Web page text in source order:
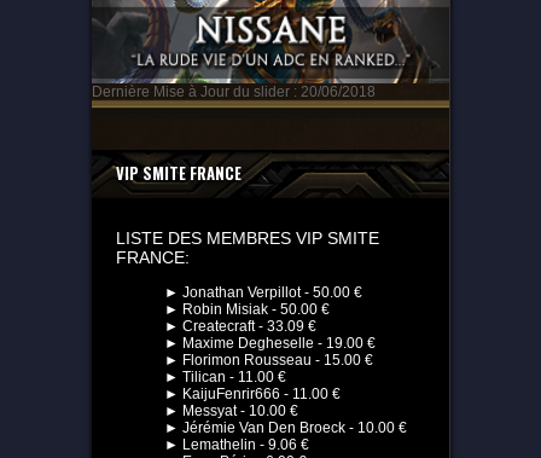
Dernière Mise à Jour du slider : 20/06/2018
VIP SMITE FRANCE
LISTE DES MEMBRES VIP SMITE
FRANCE:
► Jonathan Verpillot - 50.00 €
► Robin Misiak - 50.00 €
► Createcraft - 33.09 €
► Maxime Degheselle - 19.00 €
► Florimon Rousseau - 15.00 €
► Tilican - 11.00 €
► KaijuFenrir666 - 11.00 €
► Messyat - 10.00 €
► Jérémie Van Den Broeck - 10.00 €
► Lemathelin - 9.06 €